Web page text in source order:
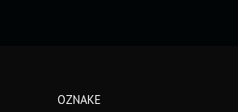
OZNAKE